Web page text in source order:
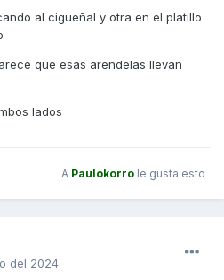
al cigueñal y otra en el platillo
que esas arendelas llevan
lados
A Paulokorro le gusta esto
del 2024